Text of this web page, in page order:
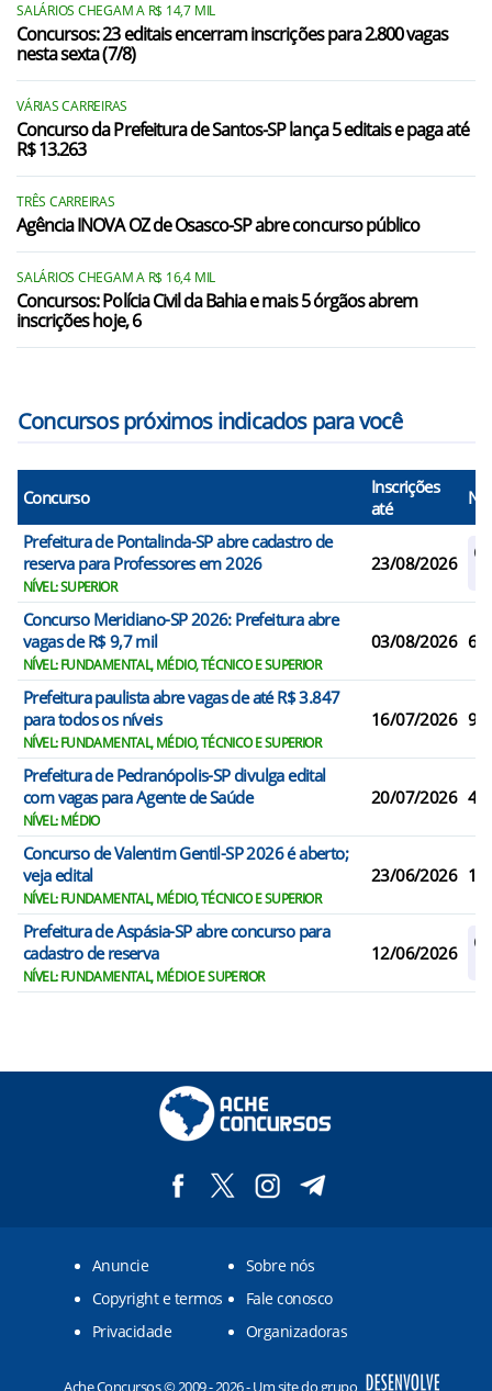
Jales/SP
Macedônia/SP
Meridiano/SP
Mesópolis/SP
Mira Estrela/SP
Ouroeste/SP
Palmeira d`Oeste/SP
Parisi/SP
SALÁRIOS CHEGAM A R$ 14,7 MIL
Concursos: 23 editais encerram inscrições para 2.800 vagas
nesta sexta (7/8)
VÁRIAS CARREIRAS
Concurso da Prefeitura de Santos-SP lança 5 editais e paga até
R$ 13.263
TRÊS CARREIRAS
Agência INOVA OZ de Osasco-SP abre concurso público
SALÁRIOS CHEGAM A R$ 16,4 MIL
Concursos: Polícia Civil da Bahia e mais 5 órgãos abrem
inscrições hoje, 6
Concursos próximos indicados para você
Concurso
Inscrições
até
N°
Prefeitura de Pontalinda-SP abre cadastro de
reserva para Professores em 2026
NÍVEL: SUPERIOR
23/08/2026
Concurso Meridiano-SP 2026: Prefeitura abre
vagas de R$ 9,7 mil
NÍVEL: FUNDAMENTAL, MÉDIO, TÉCNICO E SUPERIOR
03/08/2026 6
Prefeitura paulista abre vagas de até R$ 3.847
para todos os níveis
NÍVEL: FUNDAMENTAL, MÉDIO, TÉCNICO E SUPERIOR
16/07/2026 9
Prefeitura de Pedranópolis-SP divulga edital
com vagas para Agente de Saúde
NÍVEL: MÉDIO
20/07/2026 4
Concurso de Valentim Gentil-SP 2026 é aberto;
veja edital
NÍVEL: FUNDAMENTAL, MÉDIO, TÉCNICO E SUPERIOR
23/06/2026 17
Prefeitura de Aspásia-SP abre concurso para
cadastro de reserva
NÍVEL: FUNDAMENTAL, MÉDIO E SUPERIOR
12/06/2026
Anuncie
Sobre nós
Copyright e termos
Fale conosco
Privacidade
Organizadoras
Ache Concursos © 2009 - 2026 - Um site do grupo